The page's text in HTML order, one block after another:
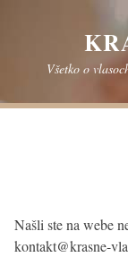
Všetko o
Našli ste na webe
kontakt@krasne-